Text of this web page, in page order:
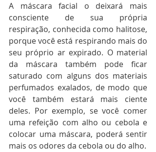
A máscara facial o deixará mais
consciente de sua própria
respiração, conhecida como halitose,
porque você está respirando mais do
seu próprio ar expirado. O material
da máscara também pode ficar
saturado com alguns dos materiais
perfumados exalados, de modo que
você também estará mais ciente
deles. Por exemplo, se você comer
uma refeição com alho ou cebola e
colocar uma máscara, poderá sentir
mais os odores da cebola ou do alho.